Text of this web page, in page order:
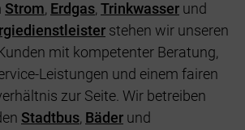
Strom, Erdgas, Trinkwasser und
stehen wir unseren
mit kompetenter Beratung,
Leistungen und einem fairen
zur Seite. Wir betreiben
Stadtbus, Bäder und